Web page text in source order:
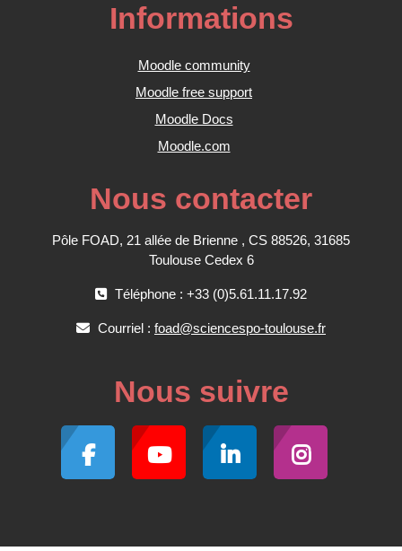
Informations
Moodle community
Moodle free support
Moodle Docs
Moodle.com
Nous contacter
Pôle FOAD, 21 allée de Brienne , CS 88526, 31685
Toulouse Cedex 6
Téléphone : +33 (0)5.61.11.17.92
Courriel : foad@sciencespo-toulouse.fr
Nous suivre